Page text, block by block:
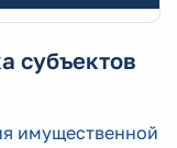
субъектов
имущественной